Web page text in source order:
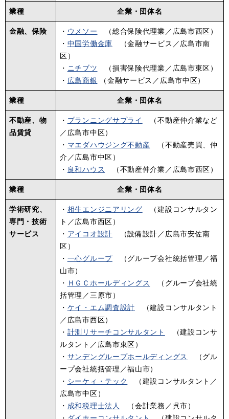
業種 企業・団体名
金融、保険 ・ ウメソー （総合保険代理業／広島市西区）
・ 中国労働金庫 （金融サービス／広島市南
区）
・ ニチブツ （損害保険代理業／広島市東区）
​・ 広島商銀 （金融サービス／広島市中区）
業種 企業・団体名
不動産、物
品賃貸
・ プランニングサプライ
（不動産仲介業など
／広島市中区）
・ マエダハウジング不動産 （不動産売買、仲
介／広島市中区）
・ 良和ハウス （不動産仲介業／広島市西区）
業種 企業・団体名
学術研究、
専門・技術
サービス
・ 相生エンジニアリング （建設コンサルタン
ト／広島市西区）
・ アイコオ設計 （設備設計／広島市安佐南
区）
・ 一心グループ（グループ会社統括管理／福
山市）
・ ＨＧＣホールディングス
（グループ会社統
括管理／三原市）
・ ケイ・エム調査設計 （建設コンサルタント
／広島市西区）
・ 計測リサーチコンサルタント
（建設コンサ
ルタント／広島市東区）
・ サンデングループホールディングス
（グル
ープ会社統括管理／福山市）
・ シーケィ・テック
（建設コンサルタント／
広島市中区）
・ 成和税理士法人
（会計業務／呉市）